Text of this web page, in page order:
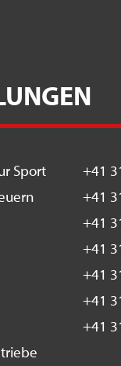
Sport
+41
+41
+41
+41
+41
+41
+41